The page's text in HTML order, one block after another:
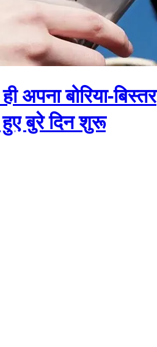
अपना बोरिया-बिस्तर
बुरे दिन शुरू